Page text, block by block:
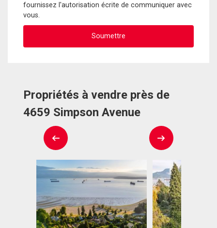
fournissez l'autorisation écrite de communiquer avec
vous.
Propriétés à vendre près de
4659 Simpson Avenue